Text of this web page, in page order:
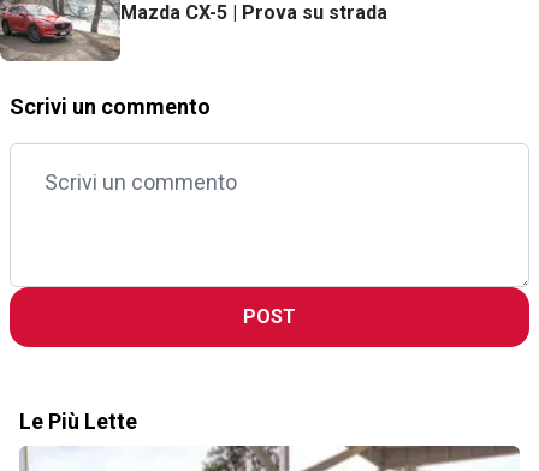
Mazda CX-5 | Prova su strada
Scrivi un commento
POST
Le Più Lette